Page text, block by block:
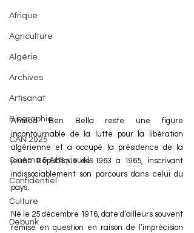
Afrique
Agriculture
Algérie
Archives
Artisanat
Biographie
CAN 2025
Cinéma & Arts visuels
Confidentiel
Culture
Debunk
Ahmed Ben Bella reste une figure
incontournable de la lutte pour la libération
algérienne et a occupé la présidence de la
jeune République de 1963 à 1965, inscrivant
indissociablement son parcours dans celui du
pays.
Né le 25 décembre 1916, date d’ailleurs souvent
remise en question en raison de l’imprécision